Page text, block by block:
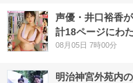
声優・井口裕香
計18ページにわ
08月05日 7時00分
明治神宮外苑内